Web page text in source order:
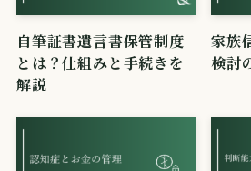
自筆証書遺言書保管制度
とは？仕組みと手続きを
解説
家族
検討